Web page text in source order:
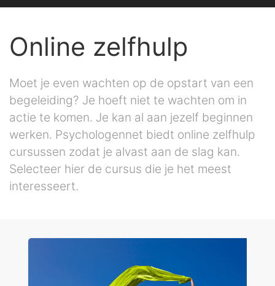
Online zelfhulp
Moet je even wachten op de opstart van een
begeleiding? Je hoeft niet te wachten om in
actie te komen. Je kan al aan jezelf beginnen
werken. Psychologennet biedt online zelfhulp
cursussen zodat je alvast aan de slag kan.
Selecteer hier de cursus die je het meest
interesseert.